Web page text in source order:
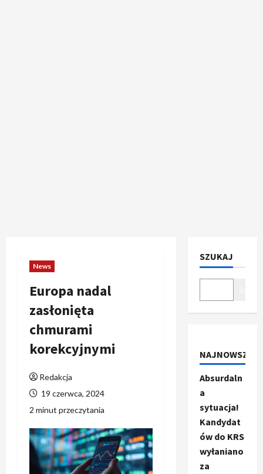
News
Europa nadal
zasłonięta
chmurami
korekcyjnymi
Redakcja
19 czerwca, 2024
2 minut przeczytania
SZUKAJ
NAJNOWSZE
Absurdaln
a
sytuacja!
Kandydat
ów do KRS
wyłaniano
za